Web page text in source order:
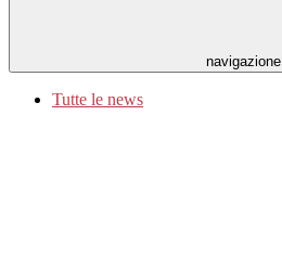
navigazione
Tutte le news